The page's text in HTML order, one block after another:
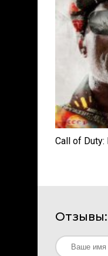
Call of Duty:
Отзывы: